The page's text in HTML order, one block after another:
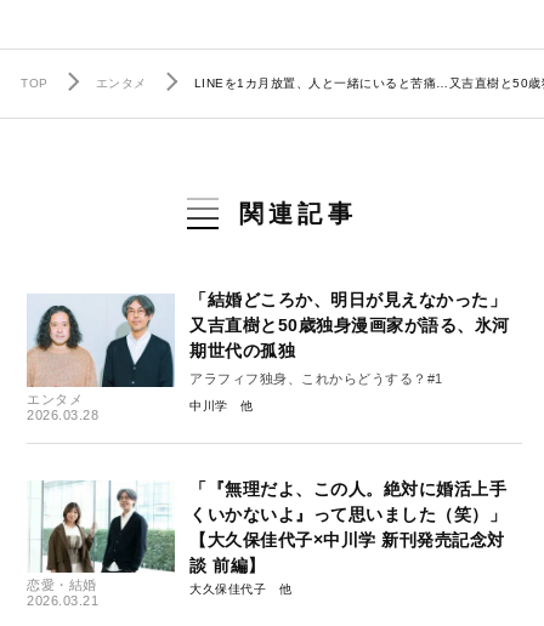
TOP エンタメ LINEを1カ月放置、人と一緒にいると苦痛…又吉直樹と50歳
関連記事
エンタメ
2026.03.28
「結婚どころか、明日が見えなかった」
又吉直樹と50歳独身漫画家が語る、氷河
期世代の孤独
アラフィフ独身、これからどうする？#1
中川学
恋愛・結婚
2026.03.21
「『無理だよ、この人。絶対に婚活上手
くいかないよ』って思いました（笑）」
【大久保佳代子×中川学 新刊発売記念対
談 前編】
大久保佳代子